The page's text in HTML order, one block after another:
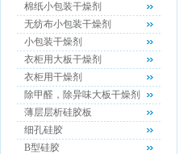
棉纸小包装干燥剂
无纺布小包装干燥剂
小包装干燥剂
衣柜用大板干燥剂
衣柜用干燥剂
除甲醛，除异味大板干燥剂
薄层层析硅胶板
细孔硅胶
B型硅胶